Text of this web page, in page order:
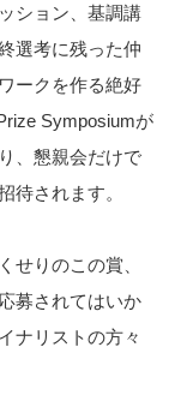
ション、基調講
選考に残った仲
ークを作る絶好
Symposiumが
、懇親会だけで
待されます。
せりのこの賞、
募されてはいか
ナリストの方々